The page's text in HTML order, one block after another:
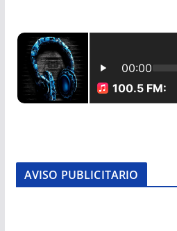
AVISO PUBLICITARIO